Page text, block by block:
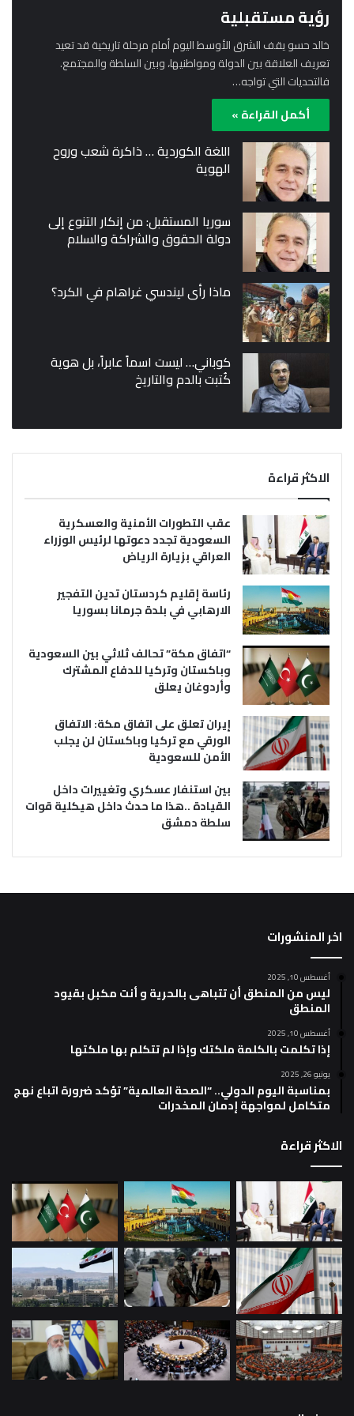
رؤية مستقبلية
خالد حسو يقف الشرق الأوسط اليوم أمام مرحلة تاريخية قد تعيد
تعريف العلاقة بين الدولة ومواطنيها، وبين السلطة والمجتمع.
فالتحديات التي تواجه…
أكمل القراءة »
اللغة الكوردية … ذاكرة شعب وروح
الهوية
سوريا المستقبل: من إنكار التنوع إلى
دولة الحقوق والشراكة والسلام
ماذا رأى ليندسي غراهام في الكرد؟
كوباني… ليست اسماً عابراً، بل هوية
كُتبت بالدم والتاريخ
الاكثر قراءة
عقب التطورات الأمنية والعسكرية
السعودية تجدد دعوتها لرئيس الوزراء
العراقي بزيارة الرياض
رئاسة إقليم كردستان تدين التفجير
الارهابي في بلدة جرمانا بسوريا
“اتفاق مكة” تحالف ثلاثي بين السعودية
وباكستان وتركيا للدفاع المشترك
وأردوغان يعلق
إيران تعلق على اتفاق مكة: الاتفاق
الورقي مع تركيا وباكستان لن يجلب
الأمن للسعودية
بين استنفار عسكري وتغييرات داخل
القيادة ..هذا ما حدث داخل هيكلية قوات
سلطة دمشق
اخر المنشورات
أغسطس 10, 2025
ليس من المنطق أن تتباهى بالحرية و أنت مكبل بقيود
المنطق
أغسطس 10, 2025
إذا تكلمت بالكلمة ملكتك وإذا لم تتكلم بها ملكتها
يونيو 26, 2025
بمناسبة اليوم الدولي.. “الصحة العالمية” تؤكد ضرورة اتباع نهج
متكامل لمواجهة إدمان المخدرات
الاكثر قراءة